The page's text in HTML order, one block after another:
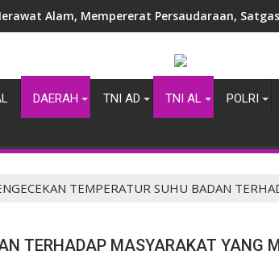
Alam, Mempererat Persaudaraan,
DAERAH TNI AD TNI AL POLRI
TEMPERATUR SUHU BADAN
TERHADAP MASYARAKAT YANG